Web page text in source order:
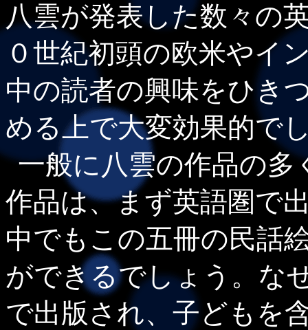
八雲が発表した数々の
０世紀初頭の欧米やイ
中の読者の興味をひき
める上で大変効果的で
一般に八雲の作品の
作品は、まず英語圏で
中でもこの五冊の民話
ができるでしょう。な
で出版され、子どもを